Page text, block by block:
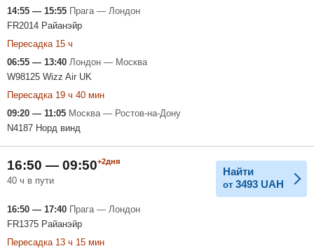
14:55 — 15:55 Прага — Лондон
FR2014 Райанэйр
Пересадка 15 ч
06:55 — 13:40 Лондон — Москва
W98125 Wizz Air UK
Пересадка 19 ч 40 мин
09:20 — 11:05 Москва — Ростов-на-Дону
N4187 Норд винд
16:50 — 09:50+2дня
40 ч в пути
Найти
от 3493 UAH
16:50 — 17:40 Прага — Лондон
FR1375 Райанэйр
Пересадка 13 ч 15 мин